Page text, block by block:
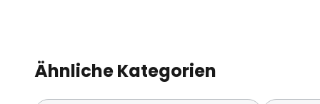
Ähnliche Kategorien